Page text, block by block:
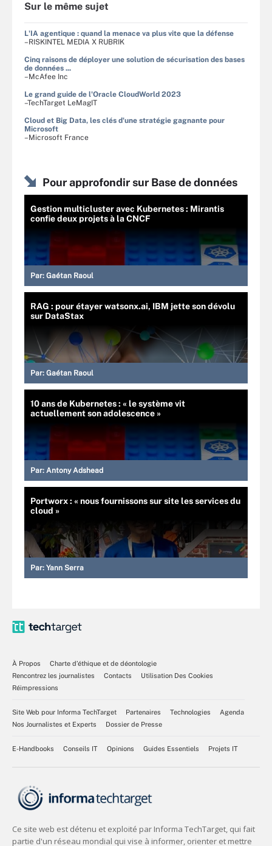
Sur le même sujet
L'IA agentique : quand la menace va plus vite que la défense
–RISKINTEL MEDIA X RUBRIK
Cinq raisons de déployer une solution de sécurisation des bases
de données ...
–McAfee Inc
Le grand guide de l'Oracle CloudWorld 2023
–TechTarget LeMagIT
Cloud et Big Data, les clés d'une stratégie gagnante pour
Microsoft
–Microsoft France
Pour approfondir sur Base de données
Gestion multicluster avec Kubernetes : Mirantis
confie deux projets à la CNCF
Par: Gaétan Raoul
RAG : pour étayer watsonx.ai, IBM jette son dévolu
sur DataStax
Par: Gaétan Raoul
10 ans de Kubernetes : « le système vit
actuellement son adolescence »
Par: Antony Adshead
Portworx : « nous fournissons sur site les services du
cloud »
Par: Yann Serra
À Propos
Charte d’éthique et de déontologie
Rencontrez les journalistes
Contacts
Utilisation Des Cookies
Réimpressions
Site Web pour Informa TechTarget Partenaires Technologies
Agenda
Nos Journalistes et Experts
Dossier de Presse
E-Handbooks Conseils IT Opinions Guides Essentiels Projets IT